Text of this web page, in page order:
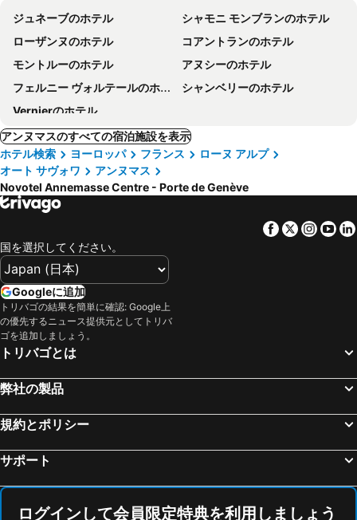
ジュネーブのホテル
シャモニ モンブランのホテル
ローザンヌのホテル
コアントランのホテル
モントルーのホテル
アヌシーのホテル
フェルニー ヴォルテールのホテル
シャンベリーのホテル
Vernierのホテル
アンヌマスのすべての宿泊施設を表示
ホテル検索
ヨーロッパ フランス
ローヌ アルプ
オート サヴォワ
アンヌマス
Novotel Annemasse Centre - Porte de Genève
Facebook
Twitter
国を選択してください。
Googleに追加
トリバゴの結果を簡単に確認: Google上
の優先するニュース提供元としてトリバ
ゴを追加しましょう。
トリバゴとは
弊社の製品
規約とポリシー
サポート
ログインして会員限定特典を利用しましょう